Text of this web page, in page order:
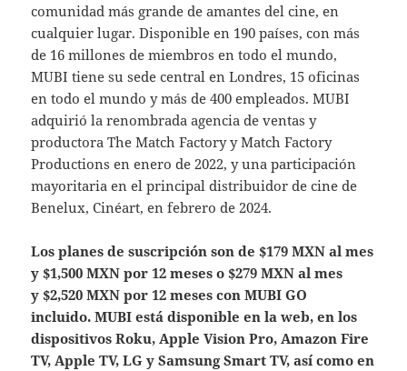
comunidad más grande de amantes del cine, en
cualquier lugar. Disponible en 190 países, con más
de 16 millones de miembros en todo el mundo,
MUBI tiene su sede central en Londres, 15 oficinas
en todo el mundo y más de 400 empleados. MUBI
adquirió la renombrada agencia de ventas y
productora The Match Factory y Match Factory
Productions en enero de 2022, y una participación
mayoritaria en el principal distribuidor de cine de
Benelux, Cinéart, en febrero de 2024.
Los planes de suscripción son de $179 MXN al mes
y $1,500 MXN por 12 meses o $279 MXN al mes
y$2,520 MXN por 12 meses con MUBI GO
incluido. MUBI está disponible en la web, en los
dispositivos Roku, Apple Vision Pro, Amazon Fire
TV, Apple TV, LG y Samsung Smart TV, así como en